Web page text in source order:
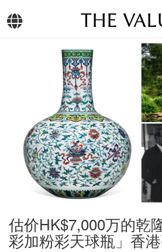
THE
估价HK$7,000万的
彩加粉彩天球瓶」香